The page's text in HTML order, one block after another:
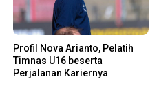
Profil Nova Arianto, Pelatih
Timnas U16 beserta
Perjalanan Kariernya